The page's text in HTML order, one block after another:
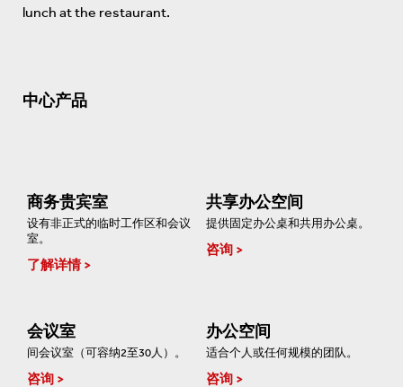
lunch at the restaurant.
中心产品
商务贵宾室
设有非正式的临时工作区和会议
室。
了解详情
共享办公空间
提供固定办公桌和共用办公桌。
咨询
会议室
间会议室（可容纳2至30人）。
咨询
办公空间
适合个人或任何规模的团队。
咨询